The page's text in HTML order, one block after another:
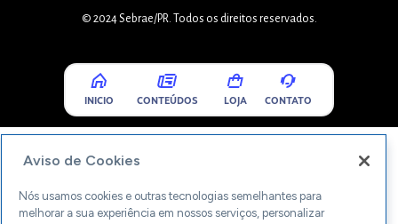
© 2024 Sebrae/PR. Todos os direitos reservados.
INICIO CONTEÚDOS LOJA CONTATO
Aviso de Cookies
Nós usamos cookies e outras tecnologias semelhantes para
melhorar a sua experiência em nossos serviços, personalizar